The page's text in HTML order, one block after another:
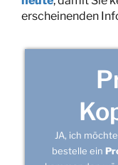
erscheinenden
JA, ich
bestelle ein